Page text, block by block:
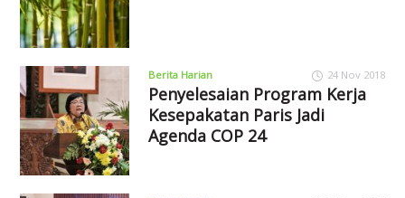
Berita Harian 24 Nov 2018
Penyelesaian Program Kerja
Kesepakatan Paris Jadi
Agenda COP 24